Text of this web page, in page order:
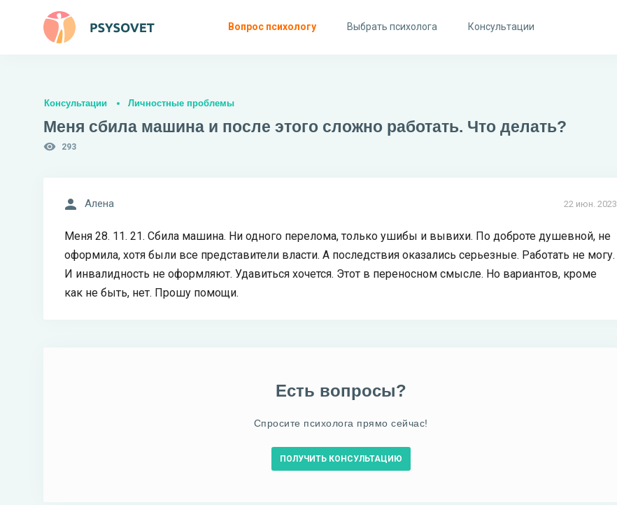
Вопрос психологу Выбрать психолога Консультации
Консультации Личностные проблемы
Меня сбила машина и после этого сложно работать. Что делать?
293
22 июн. 2023
Алена
Меня 28. 11. 21. Сбила машина. Ни одного перелома, только ушибы и вывихи. По доброте душевной, не
оформила, хотя были все представители власти. А последствия оказались серьезные. Работать не могу.
И инвалидность не оформляют. Удавиться хочется. Этот в переносном смысле. Но вариантов, кроме
как не быть, нет. Прошу помощи.
Есть вопросы?
Спросите психолога прямо сейчас!
ПОЛУЧИТЬ КОНСУЛЬТАЦИЮ